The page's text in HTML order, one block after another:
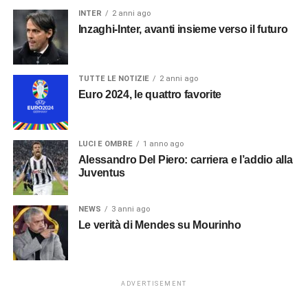
INTER 2 anni ago
Inzaghi-Inter, avanti insieme verso il futuro
TUTTE LE NOTIZIE 2 anni ago
Euro 2024, le quattro favorite
LUCI E OMBRE 1 anno ago
Alessandro Del Piero: carriera e l’addio alla
Juventus
NEWS 3 anni ago
Le verità di Mendes su Mourinho
ADVERTISEMENT